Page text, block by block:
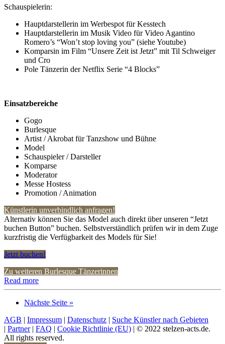
Schauspielerin:
Hauptdarstellerin im Werbespot für Kesstech
Hauptdarstellerin im Musik Video für Video Agantino
Romero’s “Won’t stop loving you” (siehe Youtube)
Komparsin im Film “Unsere Zeit ist Jetzt” mit Til Schweiger
und Cro
Pole Tänzerin der Netflix Serie “4 Blocks”
Einsatzbereiche
Gogo
Burlesque
Artist / Akrobat für Tanzshow und Bühne
Model
Schauspieler / Darsteller
Komparse
Moderator
Messe Hostess
Promotion / Animation
Künstlerin unverbindlich anfragen!
Alternativ können Sie das Model auch direkt über unseren “Jetzt
buchen Button” buchen. Selbstverständlich prüfen wir in dem Zuge
kurzfristig die Verfügbarkeit des Models für Sie!
Jetzt buchen!
Zu weiteren Burlesque Tänzerinnen
Read more
Nächste Seite »
AGB | Impressum | Datenschutz | Suche Künstler nach Gebieten
| Partner| FAQ | Cookie Richtlinie (EU) | © 2022 stelzen-acts.de.
All rights reserved.